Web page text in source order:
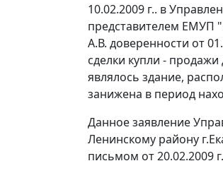
10.02.2009 г.. в
представителем ЕМУП
А.В. доверенности от
сделки купли -
являлось здание,
занижена в период
Данное заявление
Ленинскому району
письмом от 20.02.2009